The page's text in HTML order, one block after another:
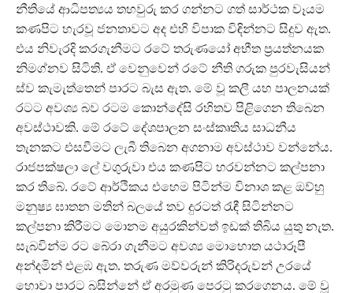
නීතියේ ආධිපත්‍යය තහවුරු කර ගන්නට ගත් සාර්ථක වෑයම
කණපිට හැරවූ ජනතාවට අද එහි විපාක විඳින්නට සිදුව ඇත.
එය නිවැරදි කරගැනීමට රටේ තරුණයෝ අභීත ප්‍රයත්නයක
නිමග්නව සිටිති. ඒ වෙනුවෙන් රටේ නීති ගරුක පුරවැසියන්
ස්ව කැමැත්තෙන් පාරට බැස ඇත. මේ වූ කලී යහ පාලනයක්
රටට අවශ්‍ය බව රටම කොන්දේසි රහිතව පිළිගෙන තිබෙන
අවස්ථාවකි. මේ රටේ දේශපාලන සංස්කෘතිය සාධනීය
තැනකට එසවීමට ලැබී තිබෙන අගනාම අවස්ථාව වන්නේය.
රාජපක්ෂලා ලේ වගුරුවා එය කණපිට හරවන්නට කල්පනා
කර තිබේ. රටේ ආර්ථිකය එහෙම පිටින්ම විනාශ කළ ඔව්හු
මනුෂ්‍ය ඝාතන මතින් බලයේ තව දුරටත් රැඳී සිටින්නට
කල්පනා කිරීමට මොනම අයුරකින්වත් ඉඩක් තිබිය යුතු නැත.
සැබවින්ම රට බේරා ගැනීමට අවශ්‍ය මොහොත යථාරූපී
අන්දමින් එළඹ ඇත. තරුණ මව්වරුන් කිරිදරුවන් උරයේ
හොවා පාරට බසින්නේ ඒ අරමුණ පෙරටු කරගෙනය. මේ වූ